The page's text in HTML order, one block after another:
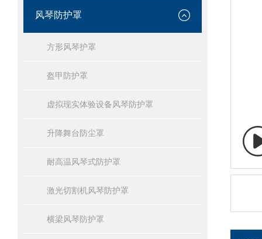
风琴防护罩
方形风琴护罩
盔甲防护罩
虚拟现实体验设备风琴防护罩
升降舞台防尘罩
耐高温风琴式防护罩
激光切割机风琴防护罩
横梁风琴防护罩